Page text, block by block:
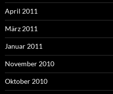
April 2011
März 2011
Januar 2011
November 2010
Oktober 2010